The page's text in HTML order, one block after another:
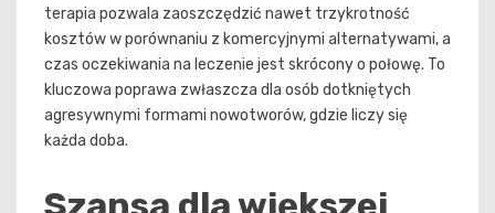
terapia pozwala zaoszczędzić nawet trzykrotność
kosztów w porównaniu z komercyjnymi alternatywami, a
czas oczekiwania na leczenie jest skrócony o połowę. To
kluczowa poprawa zwłaszcza dla osób dotkniętych
agresywnymi formami nowotworów, gdzie liczy się
każda doba.